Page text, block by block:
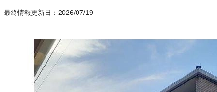
最終情報更新日：2026/07/19